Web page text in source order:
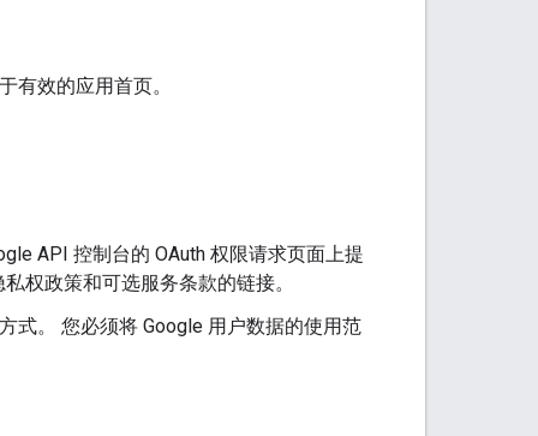
有效的应用首页。
API 控制台的 OAuth 权限请求页面上提
权政策和可选服务条款的链接。
式。 您必须将 Google 用户数据的使用范